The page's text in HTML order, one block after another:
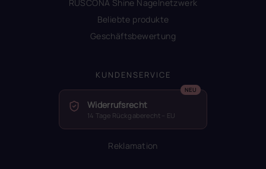
RUSCONA Shine Nagelnetzwerk
Beliebte produkte
Geschäftsbewertung
KUNDENSERVICE
Widerrufsrecht
14 Tage Rückgaberecht – EU
Reklamation